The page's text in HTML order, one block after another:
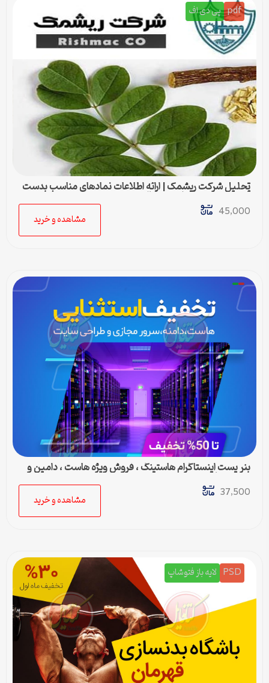
pdf پی دی اف
تحلیل شرکت ریشمک | ارائه اطلاعات نمادهای مناسب بدست
آمده با رویکرد تحیلی تکنیکال
45,000
مشاهده و خرید
بنر پست اینستاگرام هاستینگ ، فروش ویژه هاست ، دامین و
سرور مجازی
37,500
مشاهده و خرید
PSD لایه باز فتوشاپ